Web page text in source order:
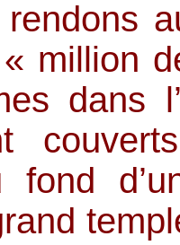
rendons
million
dans
fond